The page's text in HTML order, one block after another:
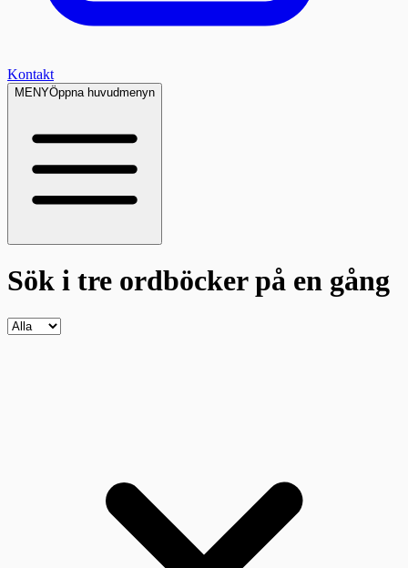
Kontakt
MENYÖppna huvudmenyn
Sök i tre ordböckerpå en gång